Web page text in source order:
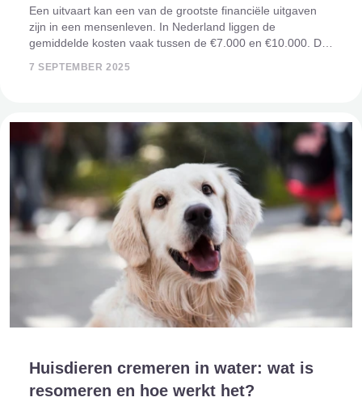
Een uitvaart kan een van de grootste financiële uitgaven
zijn in een mensenleven. In Nederland liggen de
gemiddelde kosten vaak tussen de €7.000 en €10.000. Dat
7 SEPTEMBER 2025
Huisdieren cremeren in water: wat is
resomeren en hoe werkt het?